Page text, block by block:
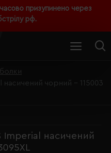
призупинено через
рф.
насичений чорний - 115003
Imperial насичений